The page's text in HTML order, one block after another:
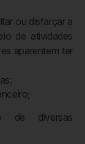
ou disfarçar a
de atividades
aparentem ter
de diversas